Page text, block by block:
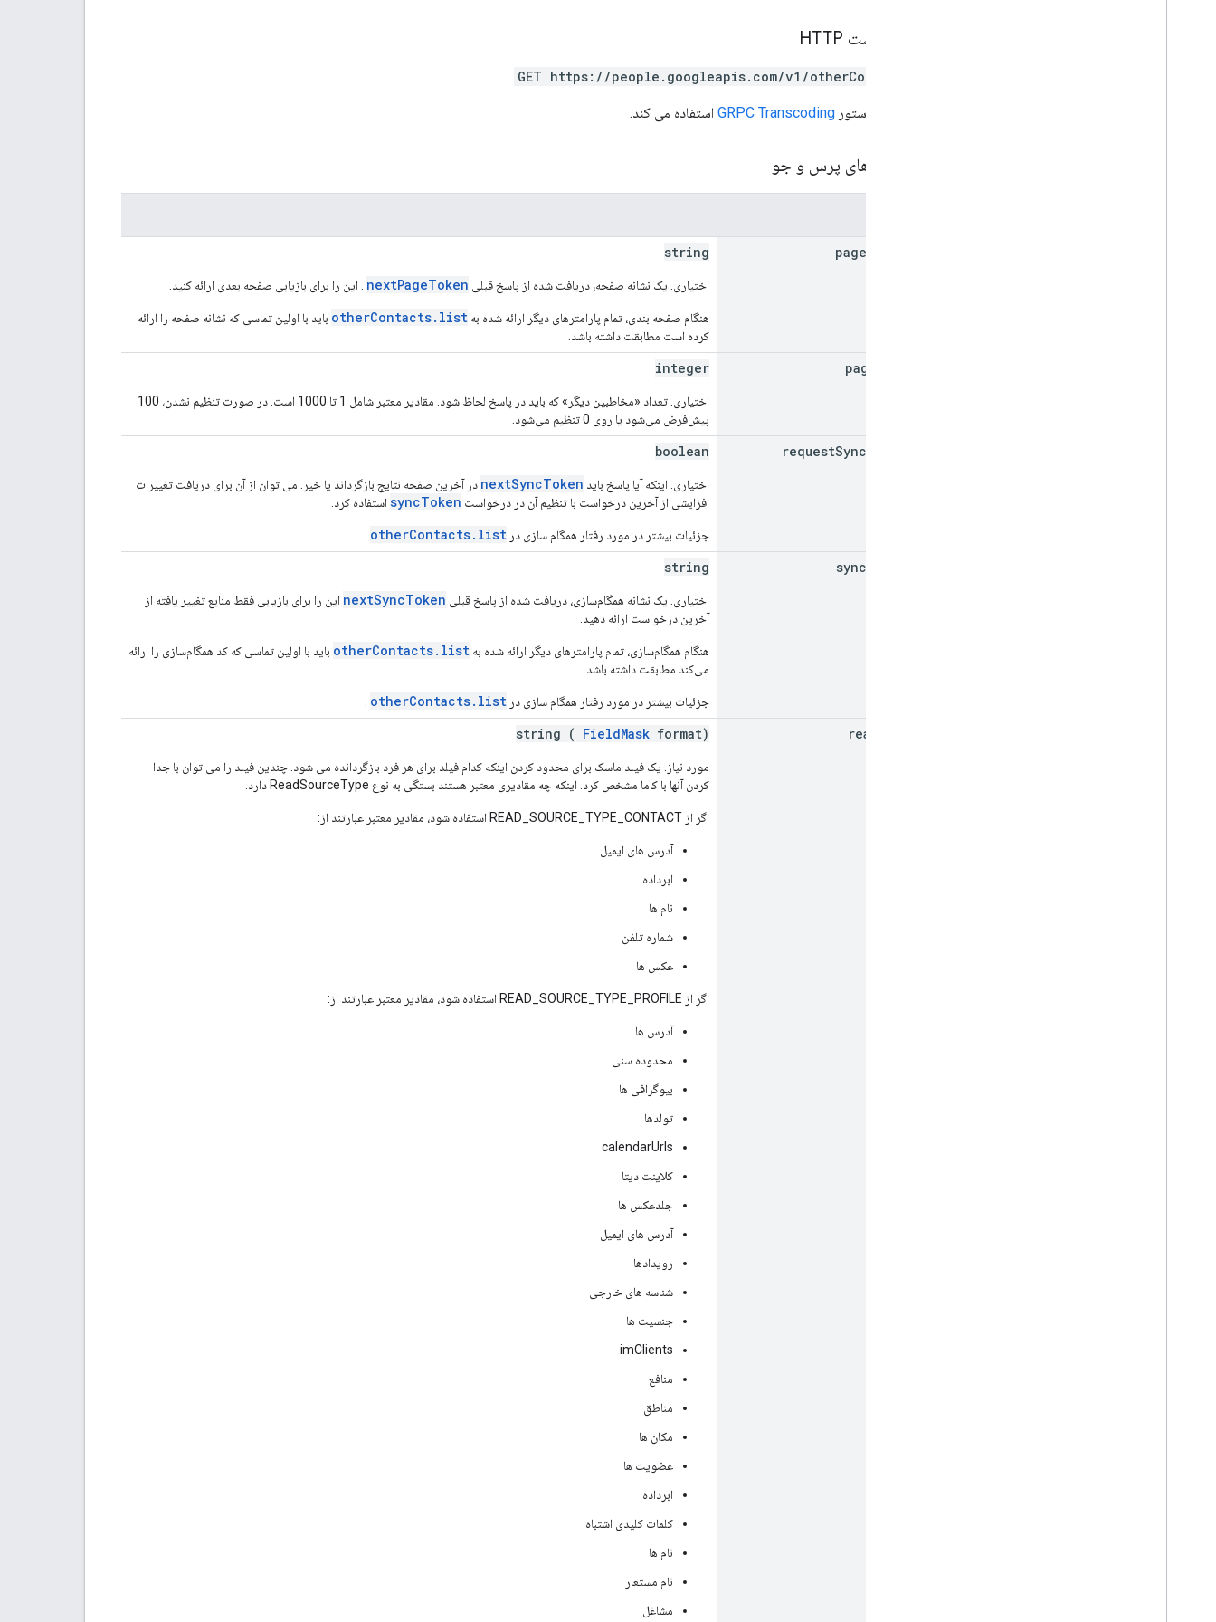
درخواست HTTP
GET https://people.googleapis.com/v1/otherContacts
GRPC Transcoding استفاده می کند.
پارامترهای پرس و جو
page
string
اختیاری. یک نشانه صفحه، دریافت شده از پاسخ قبلی nextPageToken . این را برای بازیابی صفحه بعدی ارائه کنید.
هنگام صفحه بندی، تمام پارامترهای دیگر ارائه شده به otherContacts.list باید با اولین تماسی که نشانه صفحه را ارائه
کرده است مطابقت داشته باشد.
page
integer
اختیاری. تعداد «مخاطبین دیگر» که باید در پاسخ لحاظ شود. مقادیر معتبر شامل 1 تا 1000 است. در صورت تنظیم نشدن، 100
پیش‌فرض می‌شود یا روی 0 تنظیم می‌شود.
requestSync
boolean
اختیاری. اینکه آیا پاسخ باید nextSyncToken در آخرین صفحه نتایج بازگرداند یا خیر. می توان از آن برای دریافت تغییرات
افزایشی از آخرین درخواست با تنظیم آن در درخواست syncToken استفاده کرد.
جزئیات بیشتر در مورد رفتار همگام سازی در otherContacts.list
sync
string
اختیاری. یک نشانه همگام‌سازی، دریافت شده از پاسخ قبلی nextSyncToken این را برای بازیابی فقط منابع تغییر یافته از
آخرین درخواست ارائه دهید.
هنگام همگام‌سازی، تمام پارامترهای دیگر ارائه شده به otherContacts.list باید با اولین تماسی که کد همگام‌سازی را ارائه
می‌کند مطابقت داشته باشد.
جزئیات بیشتر در مورد رفتار همگام سازی در otherContacts.list
read
string ( FieldMask format)
مورد نیاز. یک فیلد ماسک برای محدود کردن اینکه کدام فیلد برای هر فرد بازگردانده می شود. چندین فیلد را می توان با جدا
کردن آنها با کاما مشخص کرد. اینکه چه مقادیری معتبر هستند بستگی به نوع ReadSourceType دارد.
اگر از READ_SOURCE_TYPE_CONTACT استفاده شود، مقادیر معتبر عبارتند از:
آدرس های ایمیل
ابرداده
نام ها
شماره تلفن
عکس ها
اگر از READ_SOURCE_TYPE_PROFILE استفاده شود، مقادیر معتبر عبارتند از:
آدرس ها
محدوده سنی
بیوگرافی ها
تولدها
calendarUrls
کلاینت دیتا
جلدعکس ها
آدرس های ایمیل
رویدادها
شناسه های خارجی
جنسیت ها
imClients
منافع
مناطق
مکان ها
عضویت ها
ابرداده
کلمات کلیدی اشتباه
نام ها
نام مستعار
مشاغل